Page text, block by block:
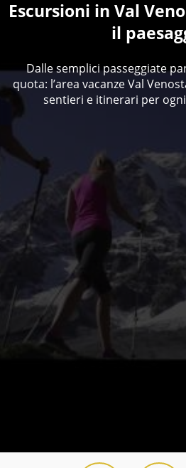
Escursioni in Val
il
Dalle semplici passeggiate
quota: l’area vacanze Val
sentieri e itinerari per